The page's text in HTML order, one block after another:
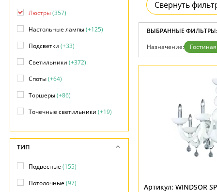
Установка
Дизайнерам
Бренды
Свернуть
ВЫБРАННЫЕ ФИЛЬТРЫ:
Назначение: Гостиная
WINDSOR
Люстры(357)
Настольные лампы(+125)
Подсветки (+33)
Светильники (+372)
Споты(+64)
Торшеры(+86)
Точечные светильники (+19)
ТИП
Подвесные(155)
Потолочные(97)